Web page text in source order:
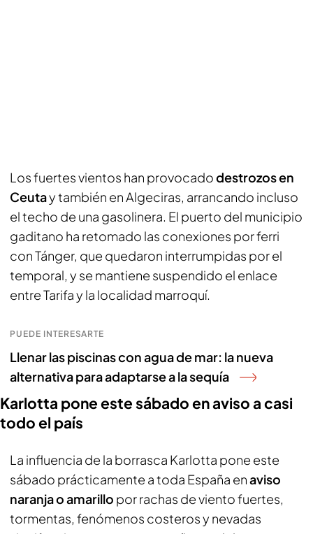
Los fuertes vientos han provocadodestrozos en
Ceutay también en Algeciras, arrancando incluso
el techo de una gasolinera. El puerto del municipio
gaditano ha retomado las conexiones por ferri
con Tánger, que quedaron interrumpidas por el
temporal, y se mantiene suspendido el enlace
entre Tarifa y la localidad marroquí.
PUEDE INTERESARTE
Llenar las piscinas con agua de mar: la nueva
alternativa para adaptarse a la sequía
Karlotta pone este sábado en aviso a casi
todo el país
La influencia de la borrasca Karlotta pone este
sábado prácticamente a toda España enaviso
naranja o amarillo por rachas de viento fuertes,
tormentas, fenómenos costeros y nevadas